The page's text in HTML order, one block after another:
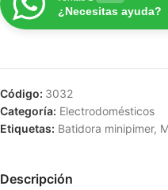
¿Necesitas ayuda?
Código: 3032
Categoría: Electrodomésticos
Etiquetas: Batidora minipimer,
Descripción